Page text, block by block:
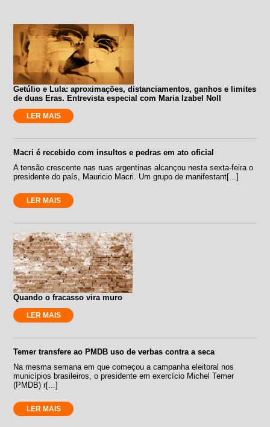
Getúlio e Lula: aproximações, distanciamentos, ganhos e limites
de duas Eras. Entrevista especial com Maria Izabel Noll
LER MAIS
Macri é recebido com insultos e pedras em ato oficial
A tensão crescente nas ruas argentinas alcançou nesta sexta-feira o
presidente do país, Mauricio Macri. Um grupo de manifestant[...]
LER MAIS
Quando o fracasso vira muro
LER MAIS
Temer transfere ao PMDB uso de verbas contra a seca
Na mesma semana em que começou a campanha eleitoral nos
municípios brasileiros, o presidente em exercício Michel Temer
(PMDB) r[...]
LER MAIS